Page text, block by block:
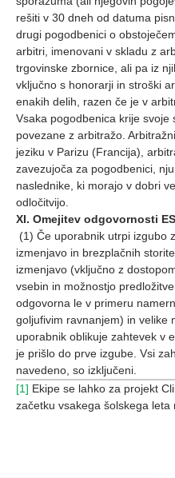
rešiti v 30 dneh od datuma
drugi pogodbenici o
arbitri, imenovani v skladu z
trgovinske zbornice, ali pa iz
vključno s honorarji in stroški
enakih delih, razen če je v
Vsaka pogodbenica krije svoje
povezane z arbitražo.
jeziku v Parizu (Francija),
zavezujoča za pogodbenici,
naslednike, ki morajo v dobri
odločitvijo.
XI. Omejitev odgovornosti
(1) Če uporabnik utrpi izgubo
izmenjavo in brezplačnih
izmenjavo (vključno z
vsebin in možnostjo
odgovorna le v primeru
goljufivim ravnanjem) in velike
uporabnik oblikuje zahtevek v
je prišlo do prve izgube. Vsi
navedeno, so izključeni.
[1] Ekipe se lahko za projekt
začetku vsakega šolskega leta